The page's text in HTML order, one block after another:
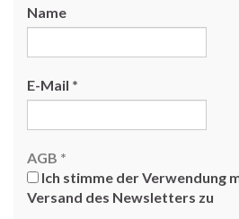
Name
E-Mail *
AGB *
Ich stimme der Verwendung
Versand des Newsletters zu